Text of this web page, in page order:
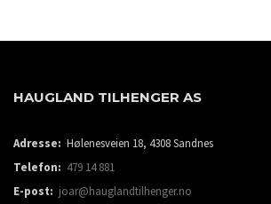
HAUGLAND TILHENGER AS
Adresse: Hølenesveien 18, 4308 Sandnes
Telefon: 479 14 881
E-post: joar@hauglandtilhenger.no